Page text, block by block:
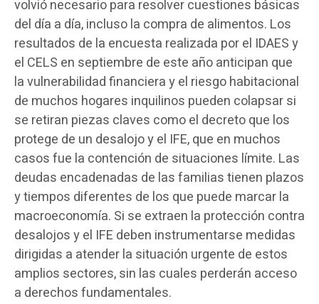
volvió necesario para resolver cuestiones básicas
del día a día, incluso la compra de alimentos. Los
resultados de la encuesta realizada por el IDAES y
el CELS en septiembre de este año anticipan que
la vulnerabilidad financiera y el riesgo habitacional
de muchos hogares inquilinos pueden colapsar si
se retiran piezas claves como el decreto que los
protege de un desalojo y el IFE, que en muchos
casos fue la contención de situaciones límite. Las
deudas encadenadas de las familias tienen plazos
y tiempos diferentes de los que puede marcar la
macroeconomía. Si se extraen la protección contra
desalojos y el IFE deben instrumentarse medidas
dirigidas a atender la situación urgente de estos
amplios sectores, sin las cuales perderán acceso
a derechos fundamentales.